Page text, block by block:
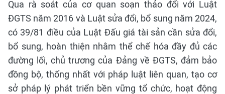
Qua rà soát của cơ quan soạn thảo đổi với Luật
ĐGTS năm 2016 và Luật sửa đổi, bổ sung năm 2024,
có 39/81 điều của Luật Đấu giá tài sản cần sửa đổi,
bổ sung, hoàn thiện nhằm thể chế hóa đầy đủ các
đường lối, chủ trương của Đảng về ĐGTS, đảm bảo
đồng bộ, thống nhất với pháp luật liên quan, tạo cơ
sở pháp lý phát triển bền vững tổ chức, hoạt động